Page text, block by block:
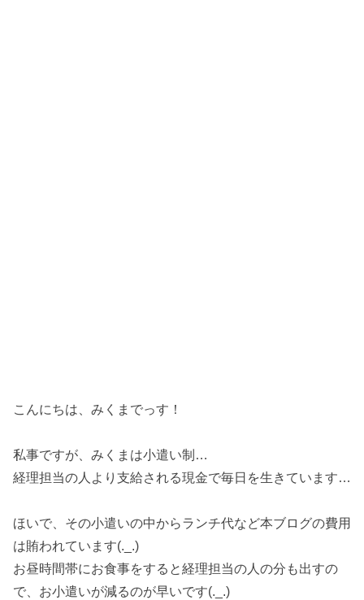
こんにちは、みくまでっす！
私事ですが、みくまは小遣い制…
経理担当の人より支給される現金で毎日を生きています…
ほいで、その小遣いの中からランチ代など本ブログの費用
は賄われています(._.)
お昼時間帯にお食事をすると経理担当の人の分も出すの
で、お小遣いが減るのが早いです(._.)